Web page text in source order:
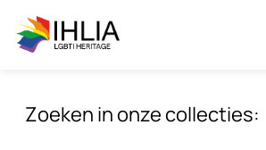
Zoeken in onze collecties: